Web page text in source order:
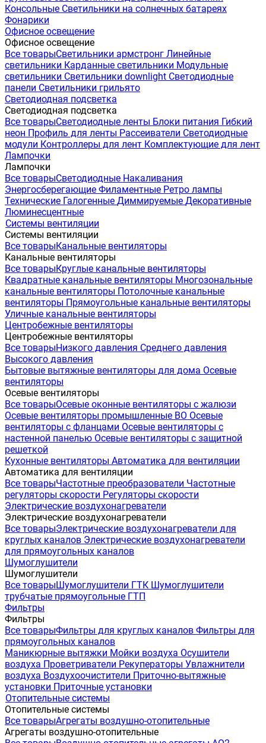
Консольные Светильники на солнечных батареях
Фонарики
Офисное освещение
Офисное освещение
Все товарыСветильники армстронг Линейные
светильники Карданные светильники Модульные
светильники Светильники downlight Светодиодные
панели Светильники грильято
Светодиодная подсветка
Светодиодная подсветка
Все товарыСветодиодные ленты Блоки питания Гибкий
неон Профиль для ленты Рассеиватели Светодиодные
модули Контроллеры для лент Комплектующие для лент
Лампочки
Лампочки
Все товарыСветодиодные Накаливания
Энергосберегающие Филаментные Ретро лампы
Технические Галогенные Диммируемые Декоративные
Люминесцентные
Системы вентиляции
Системы вентиляции
Все товарыКанальные вентиляторы
Канальные вентиляторы
Все товарыКруглые канальные вентиляторы
Квадратные канальные вентиляторы Многозональные
канальные вентиляторы Потолочные канальные
вентиляторы Прямоугольные канальные вентиляторы
Уличные канальные вентиляторы
Центробежные вентиляторы
Центробежные вентиляторы
Все товарыНизкого давления Среднего давления
Высокого давления
Бытовые вытяжные вентиляторы для дома Осевые
вентиляторы
Осевые вентиляторы
Все товарыОсевые оконные вентиляторы с жалюзи
Осевые вентиляторы промышленные ВО Осевые
вентиляторы с фланцами Осевые вентиляторы с
настенной панелью Осевые вентиляторы с защитной
решеткой
Кухонные вентиляторы Автоматика для вентиляции
Автоматика для вентиляции
Все товарыЧастотные преобразователи Частотные
регуляторы скорости Регуляторы скорости
Электрические воздухонагреватели
Электрические воздухонагреватели
Все товарыЭлектрические воздухонагреватели для
круглых каналов Электрические воздухонагреватели
для прямоугольных каналов
Шумоглушители
Шумоглушители
Все товарыШумоглушители ГТК Шумоглушители
трубчатые прямоугольные ГТП
Фильтры
Фильтры
Все товарыФильтры для круглых каналов Фильтры для
прямоугольных каналов
Маникюрные вытяжки Мойки воздуха Осушители
воздуха Проветриватели Рекуператоры Увлажнители
воздуха Воздухоочистители Приточно-вытяжные
установки Приточные установки
Отопительные системы
Отопительные системы
Все товарыАгрегаты воздушно-отопительные
Агрегаты воздушно-отопительные